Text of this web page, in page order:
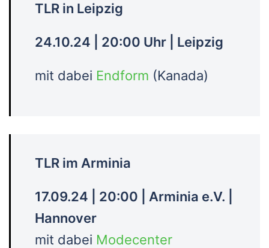
TLR in Leipzig
24.10.24 | 20:00 Uhr | Leipzig
mit dabei Endform (Kanada)
TLR im Arminia
17.09.24 | 20:00 | Arminia e.V. |
Hannover
mit dabei Modecenter